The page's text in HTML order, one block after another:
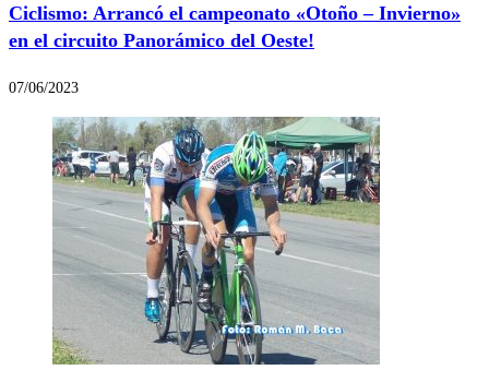
Ciclismo: Arrancó el campeonato «Otoño – Invierno»
en el circuito Panorámico del Oeste!
07/06/2023